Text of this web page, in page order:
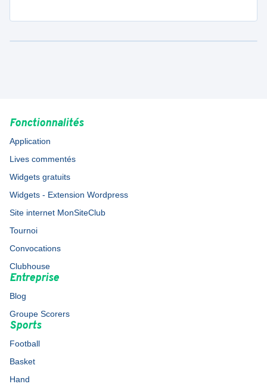
Fonctionnalités
Application
Lives commentés
Widgets gratuits
Widgets - Extension Wordpress
Site internet MonSiteClub
Tournoi
Convocations
Clubhouse
Entreprise
Blog
Groupe Scorers
Sports
Football
Basket
Hand